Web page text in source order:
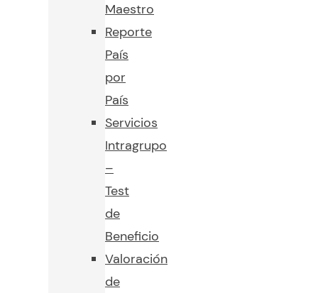
Maestro
Reporte
País
por
País
Servicios
Intragrupo
–
Test
de
Beneficio
Valoración
de